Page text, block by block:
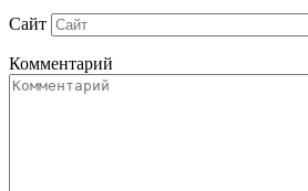
Сайт
Комментарий